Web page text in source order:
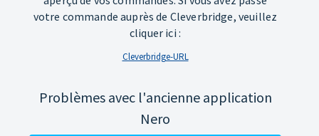
votre commande auprès de Cleverbridge, veuillez
cliquer ici :
Cleverbridge-URL
Problèmes avec l'ancienne application
Nero